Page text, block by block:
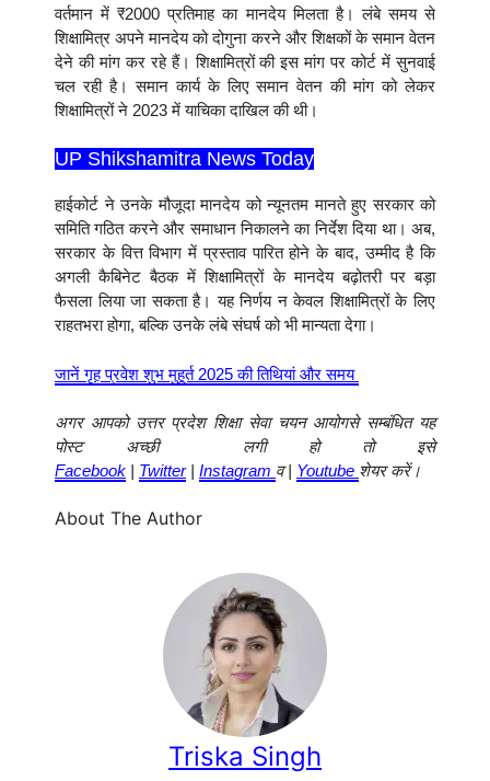
वर्तमान में ₹2000 प्रतिमाह का मानदेय मिलता है। लंबे समय से
शिक्षामित्र अपने मानदेय को दोगुना करने और शिक्षकों के समान वेतन
देने की मांग कर रहे हैं। शिक्षामित्रों की इस मांग पर कोर्ट में सुनवाई
चल रही है। समान कार्य के लिए समान वेतन की मांग को लेकर
शिक्षामित्रों ने 2023 में याचिका दाखिल की थी।
UP Shikshamitra News Today
हाईकोर्ट ने उनके मौजूदा मानदेय को न्यूनतम मानते हुए सरकार को
समिति गठित करने और समाधान निकालने का निर्देश दिया था। अब,
सरकार के वित्त विभाग में प्रस्ताव पारित होने के बाद, उम्मीद है कि
अगली कैबिनेट बैठक में शिक्षामित्रों के मानदेय बढ़ोतरी पर बड़ा
फैसला लिया जा सकता है। यह निर्णय न केवल शिक्षामित्रों के लिए
राहतभरा होगा, बल्कि उनके लंबे संघर्ष को भी मान्यता देगा।
जानें गृह प्रवेश शुभ मुहूर्त 2025 की तिथियां और समय
अगर आपको उत्तर प्रदेश शिक्षा सेवा चयन आयोगसे सम्बंधित यह
पोस्ट अच्छी लगी हो तो इसे
Facebook | Twitter| Instagram व | Youtube शेयर करें।
About The Author
Triska Singh